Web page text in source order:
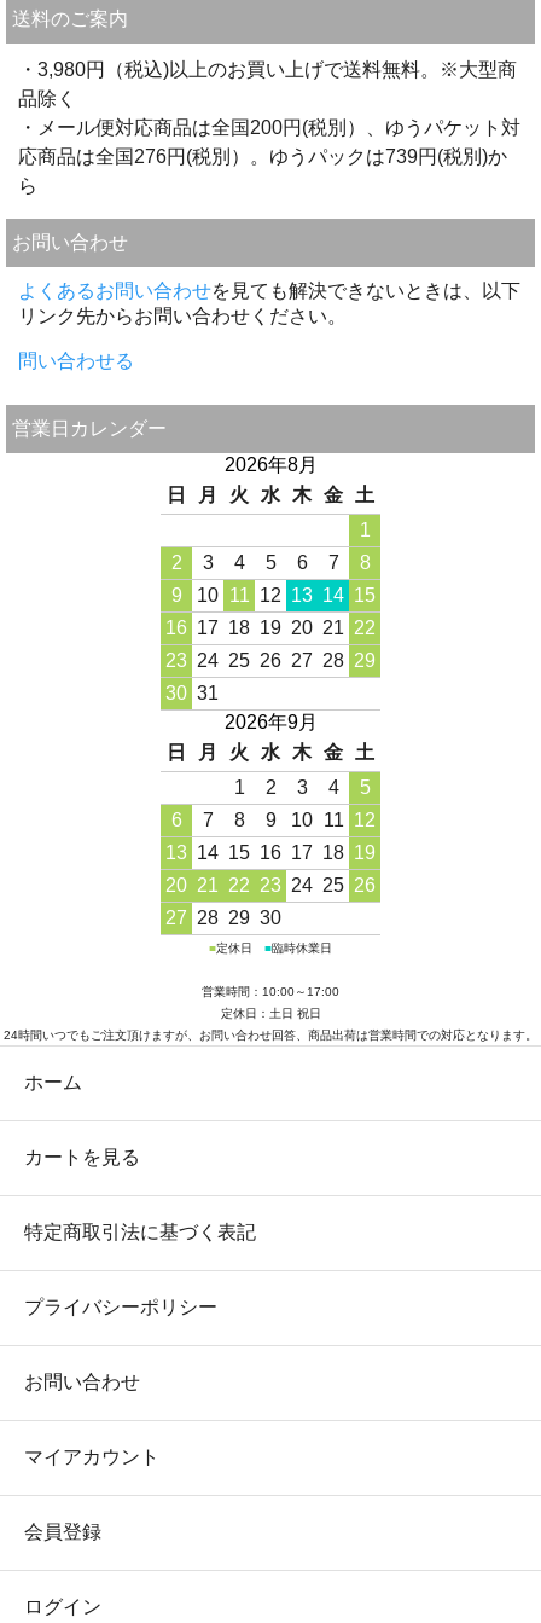
送料のご案内
・3,980円（税込)以上のお買い上げで送料無料。※大型商
品除く
・メール便対応商品は全国200円(税別）、ゆうパケット対
応商品は全国276円(税別）。ゆうパックは739円(税別)か
ら
お問い合わせ
よくあるお問い合わせを見ても解決できないときは、以下
リンク先からお問い合わせください。
問い合わせる
営業日カレンダー
2026年8月
日
月 火 水 木 金
土
1
2
3 4 5 6 7
8
9
10 11 12 13 14 15
16 17 18 19 20 21 22
23 24 25 26 27 28 29
30 31
2026年9月
日
月 火 水 木 金
土
1
2 3 4
5
6
7 8 9 10 11 12
13 14 15 16 17 18 19
20 21 22 23 24 25 26
27 28 29 30
■定休日 ■臨時休業日
営業時間：10:00～17:00
定休日：土日 祝日
24時間いつでもご注文頂けますが、お問い合わせ回答、商品出荷は営業時間での対応となります。
ホーム
カートを見る
特定商取引法に基づく表記
プライバシーポリシー
お問い合わせ
マイアカウント
会員登録
ログイン